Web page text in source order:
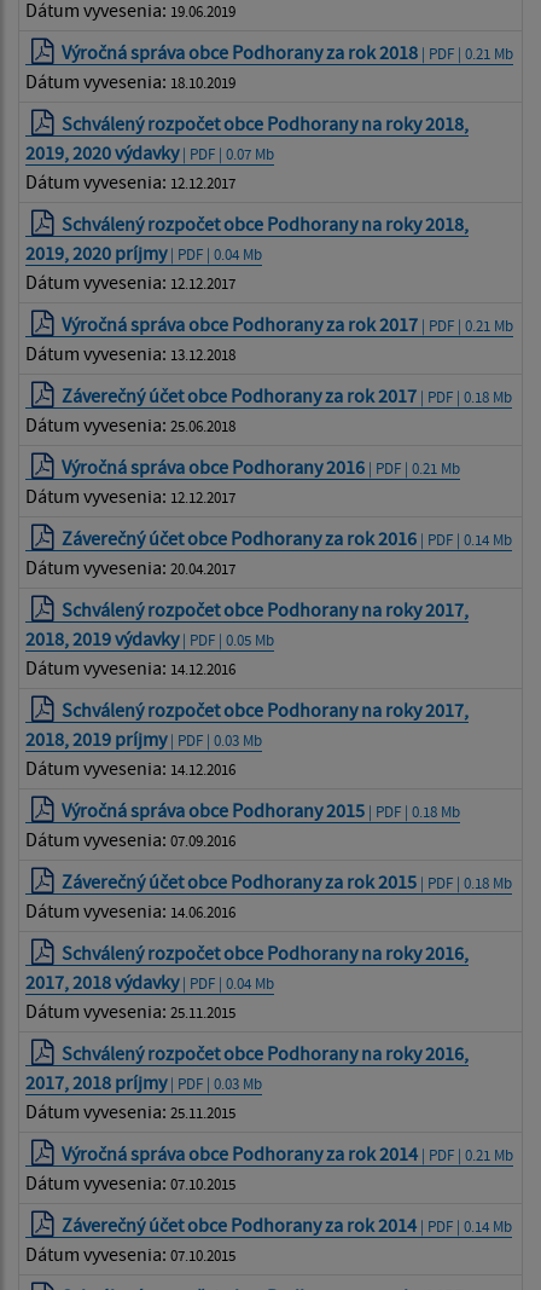
Dátum vyvesenia: 19.06.2019
Výročná správa obce Podhorany za rok 2018 | PDF | 0.21 Mb
Dátum vyvesenia: 18.10.2019
Schválený rozpočet obce Podhorany na roky 2018,
2019, 2020 výdavky| PDF | 0.07 Mb
Dátum vyvesenia: 12.12.2017
Schválený rozpočet obce Podhorany na roky 2018,
2019, 2020 príjmy| PDF | 0.04 Mb
Dátum vyvesenia: 12.12.2017
Výročná správa obce Podhorany za rok 2017 | PDF | 0.21 Mb
Dátum vyvesenia: 13.12.2018
Záverečný účet obce Podhorany za rok 2017 | PDF | 0.18 Mb
Dátum vyvesenia: 25.06.2018
Výročná správa obce Podhorany 2016 | PDF | 0.21 Mb
Dátum vyvesenia: 12.12.2017
Záverečný účet obce Podhorany za rok 2016 | PDF | 0.14 Mb
Dátum vyvesenia: 20.04.2017
Schválený rozpočet obce Podhorany na roky 2017,
2018, 2019 výdavky| PDF | 0.05 Mb
Dátum vyvesenia: 14.12.2016
Schválený rozpočet obce Podhorany na roky 2017,
2018, 2019 príjmy| PDF | 0.03 Mb
Dátum vyvesenia: 14.12.2016
Výročná správa obce Podhorany 2015 | PDF | 0.18 Mb
Dátum vyvesenia: 07.09.2016
Záverečný účet obce Podhorany za rok 2015 | PDF | 0.18 Mb
Dátum vyvesenia: 14.06.2016
Schválený rozpočet obce Podhorany na roky 2016,
2017, 2018 výdavky| PDF | 0.04 Mb
Dátum vyvesenia: 25.11.2015
Schválený rozpočet obce Podhorany na roky 2016,
2017, 2018 príjmy| PDF | 0.03 Mb
Dátum vyvesenia: 25.11.2015
Výročná správa obce Podhorany za rok 2014 | PDF | 0.21 Mb
Dátum vyvesenia: 07.10.2015
Záverečný účet obce Podhorany za rok 2014 | PDF | 0.14 Mb
Dátum vyvesenia: 07.10.2015